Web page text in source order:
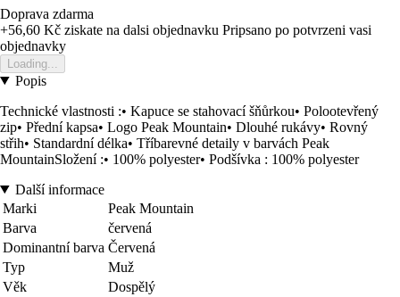
Doprava zdarma
+56,60 Kč ziskate na dalsi objednavku Pripsano po potvrzeni vasi
objednavky
Loading...
Popis
Technické vlastnosti :• Kapuce se stahovací šňůrkou• Polootevřený
zip• Přední kapsa• Logo Peak Mountain• Dlouhé rukávy• Rovný
střih• Standardní délka• Tříbarevné detaily v barvách Peak
MountainSložení :• 100% polyester• Podšívka : 100% polyester
Další informace
Marki
Peak Mountain
Barva
červená
Dominantní barva Červená
Typ
Muž
Věk
Dospělý